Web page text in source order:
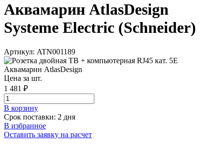
Аквамарин AtlasDesign
Systeme Electric (Schneider)
Артикул: ATN001189
Цена за шт.
1 481 ₽
В корзинy
Срок поставки: 2 дня
В избранное
Оставить заявку на расчет